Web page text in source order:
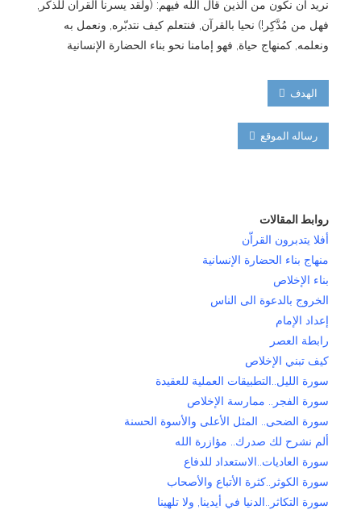
نريد أن نكون من الذين قال الله فيهم: (ولقد يسرنا القرآن للذكر,
فهل من مُدَّكِر!) نحيا بالقرآن, فنتعلم كيف نتدبّره, ونعمل به
ونعلمه, كمنهاج حياة, فهو إمامنا نحو بناء الحضارة الإنسانية
الهدف
رساله الموقع
روابط المقالات
أفلا يتدبرون القراّن
منهاج بناء الحضارة الإنسانية
بناء الإخلاص
الخروج بالدعوة الى الناس
إعداد الإمام
رابطة العصر
كيف تبني الإخلاص
سورة الليل..التطبيقات العملية للعقيدة
سورة الفجر.. ممارسة الإخلاص
سورة الضحى.. المثل الأعلى والأسوة الحسنة
ألم نشرح لك صدرك.. مؤازرة الله
سورة العاديات..الاستعداد للدفاع
سورة الكوثر..كثرة الأتباع والأصحاب
سورة التكاثر..الدنيا في أيدينا, ولا تلهينا